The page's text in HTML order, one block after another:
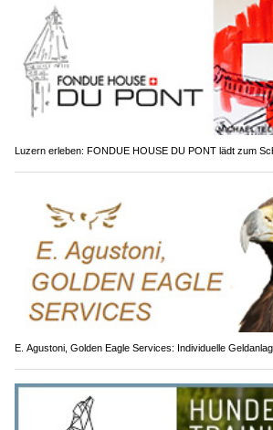
Luzern erleben: FONDUE HOUSE DU PONT lädt zum
E. Agustoni, Golden Eagle Services: Individuelle